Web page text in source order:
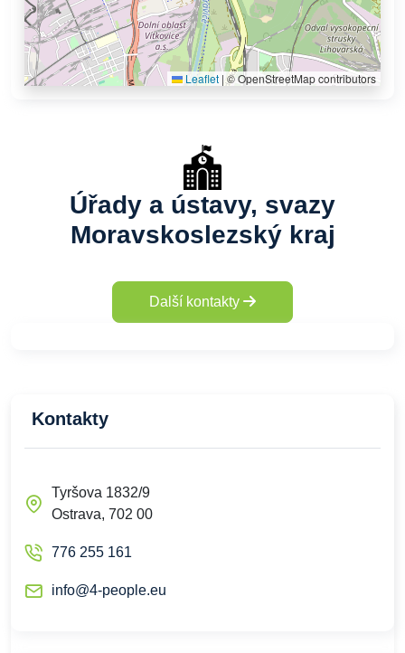
Leaflet | © OpenStreetMap contributors
Úřady a ústavy, svazy
Moravskoslezský kraj
Další kontakty
Kontakty
Tyršova 1832/9
Ostrava, 702 00
776 255 161
info@4-people.eu